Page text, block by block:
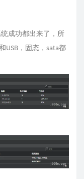
成功都出来了，所
USB，固态，sata都